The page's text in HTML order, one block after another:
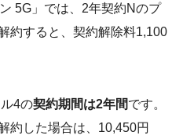
5G」では、2年契約Nのプ
約すると、契約解除料1,100
4の契約期間は2年間です。
約した場合は、10,450円